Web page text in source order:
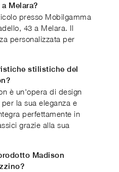
Melara?
presso Mobilgamma
43 a Melara. Il
personalizzata per
stilistiche del
è un'opera di design
la sua eleganza e
perfettamente in
grazie alla sua
Madison